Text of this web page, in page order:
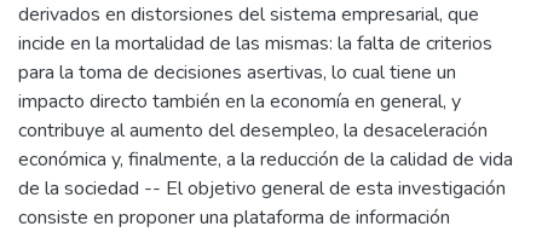
derivados en distorsiones del sistema empresarial, que
incide en la mortalidad de las mismas: la falta de criterios
para la toma de decisiones asertivas, lo cual tiene un
impacto directo también en la economía en general, y
contribuye al aumento del desempleo, la desaceleración
económica y, finalmente, a la reducción de la calidad de vida
de la sociedad -- El objetivo general de esta investigación
consiste en proponer una plataforma de información